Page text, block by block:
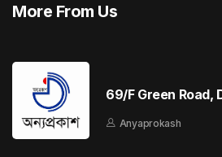
More From Us
69/F Green Road,
Anyaprokash